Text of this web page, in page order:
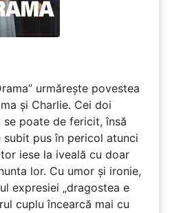
urmărește povestea
și Charlie. Cei doi
poate de fericit, însă
pus în pericol atunci
iese la iveală cu doar
lor. Cu umor și ironie,
expresiei „dragostea e
cuplu încearcă mai cu